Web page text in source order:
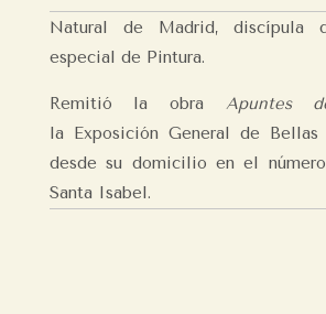
Natural de Madrid, discípula
especial de Pintura.
Remitió la obra Apuntes
la Exposición General de Bellas
desde su domicilio en el
Santa Isabel.